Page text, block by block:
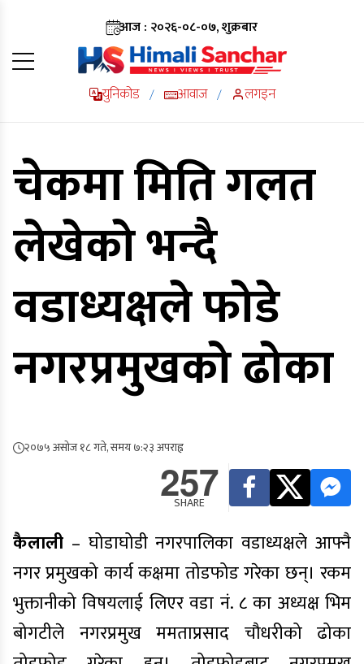
आज : २०२६-०८-०७, शुक्रबार
युनिकोड / आवाज / लगइन
चेकमा मिति गलत
लेखेको भन्दै
वडाध्यक्षले फोडे
नगरप्रमुखको ढोका
२०७५ असोज १८ गते, समय ७:२३ अपराह्न
257
SHARE
कैलाली – घोडाघोडी नगरपालिका वडाध्यक्षले आफ्नै
नगर प्रमुखको कार्य कक्षमा तोडफोड गरेका छन्। रकम
भुक्तानीको विषयलाई लिएर वडा नं. ८ का अध्यक्ष भिम
बोगटीले नगरप्रमुख ममताप्रसाद चौधरीको ढोका